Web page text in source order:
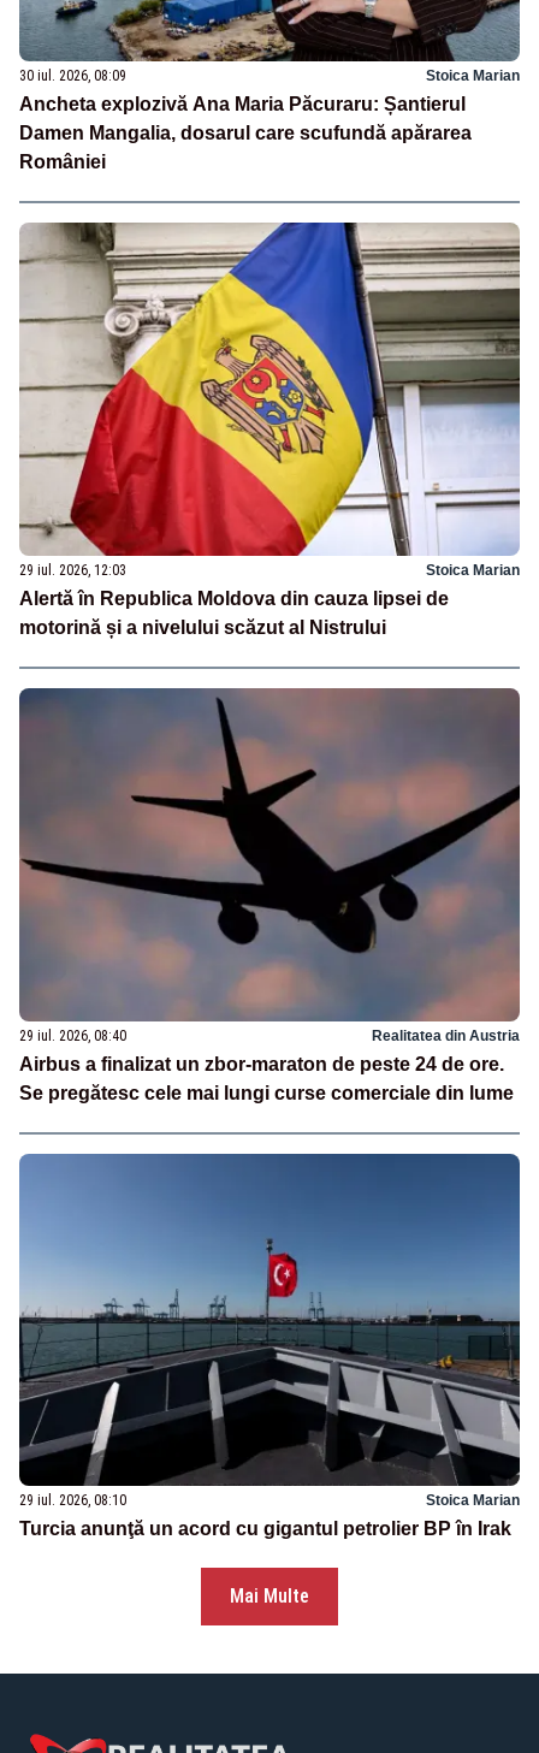
30 iul. 2026, 08:09 Stoica Marian
Ancheta explozivă Ana Maria Păcuraru: Șantierul
Damen Mangalia, dosarul care scufundă apărarea
României
29 iul. 2026, 12:03 Stoica Marian
Alertă în Republica Moldova din cauza lipsei de
motorină și a nivelului scăzut al Nistrului
29 iul. 2026, 08:40 Realitatea din Austria
Airbus a finalizat un zbor-maraton de peste 24 de ore.
Se pregătesc cele mai lungi curse comerciale din lume
29 iul. 2026, 08:10 Stoica Marian
Turcia anunţă un acord cu gigantul petrolier BP în Irak
Mai Multe